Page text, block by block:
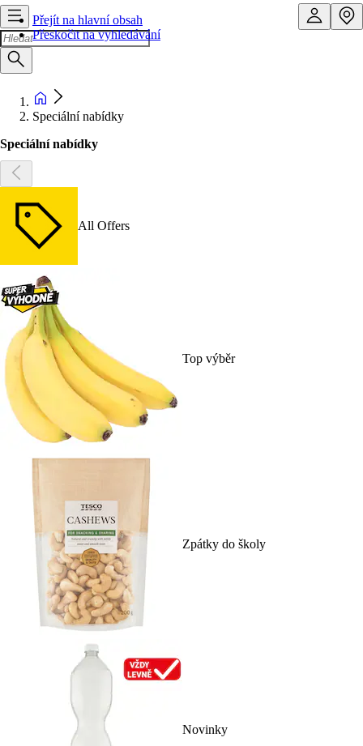
Přejít na hlavní obsah
Přeskočit na vyhledávání
Speciální nabídky
Speciální nabídky
All Offers
Top výběr
Zpátky do školy
Novinky